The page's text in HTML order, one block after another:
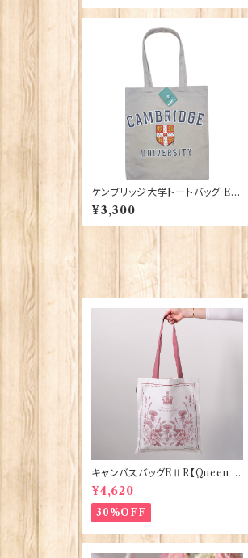
ケンブリッジ大学トートバッグ Elg
ate Products 90411
¥3,300
キャンバスバッグEⅡR【Queen El
izabethⅡ Commemorative】
Victoria Eggs 90332
¥4,620
30%OFF